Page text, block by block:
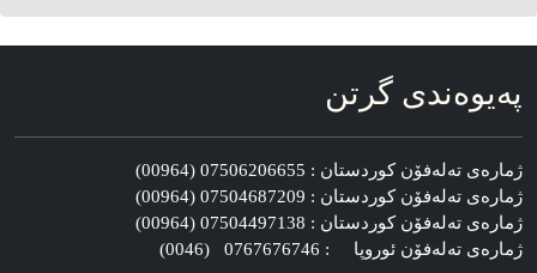
په‌یوه‌ندی گرتن
ژماره‌ی ته‌له‌فۆن کوردستان : 07506206655 (00964)
ژماره‌ی ته‌له‌فۆن کوردستان : 07504687209 (00964)
ژماره‌ی ته‌له‌فۆن کوردستان : 07504497138 (00964)
ژماره‌ی ته‌له‌فۆن ئوروپا : 0767676746 (0046)